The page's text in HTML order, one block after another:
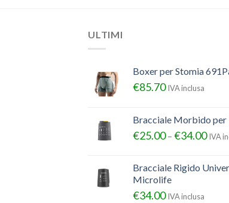
ULTIMI
Boxer per Stomia
€85.70 IVA inclusa
Bracciale Morbido
€25.00– €34.00 IVA
Bracciale Rigido
Microlife
€34.00 IVA inclusa